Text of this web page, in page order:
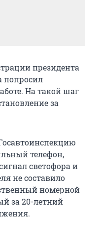
президента
попросил
На такой шаг
за
телефон,
светофора и
не составило
номерной
за 20-летний